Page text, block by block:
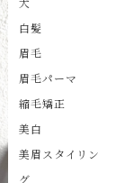
白髪
眉毛
眉毛パーマ
縮毛矯正
美白
美眉スタイリン
グ